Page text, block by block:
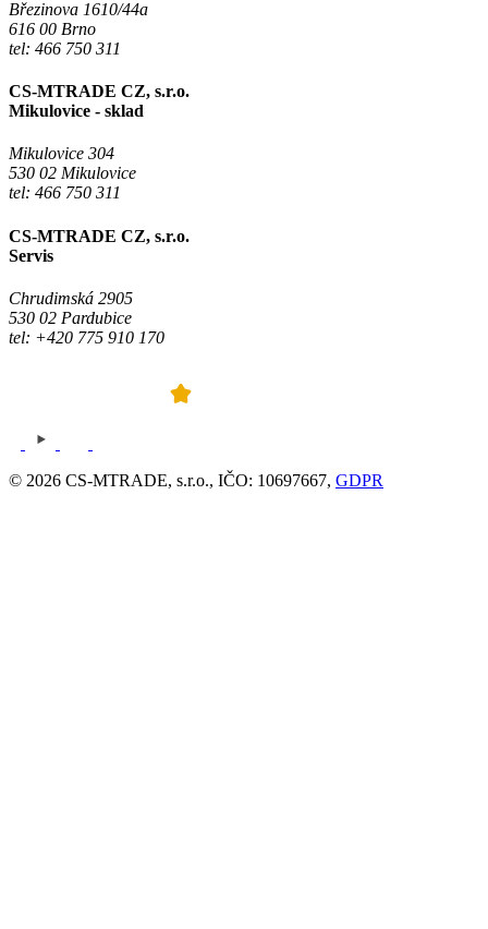
Březinova 1610/44a
616 00 Brno
tel: 466 750 311
CS-MTRADE CZ, s.r.o.
Mikulovice - sklad
Mikulovice 304
530 02 Mikulovice
tel: 466 750 311
CS-MTRADE CZ, s.r.o.
Servis
Chrudimská 2905
530 02 Pardubice
tel: +420 775 910 170
© 2026 CS-MTRADE, s.r.o., IČO: 10697667, GDPR